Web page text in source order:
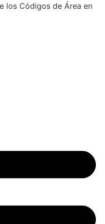
los Códigos de Área en